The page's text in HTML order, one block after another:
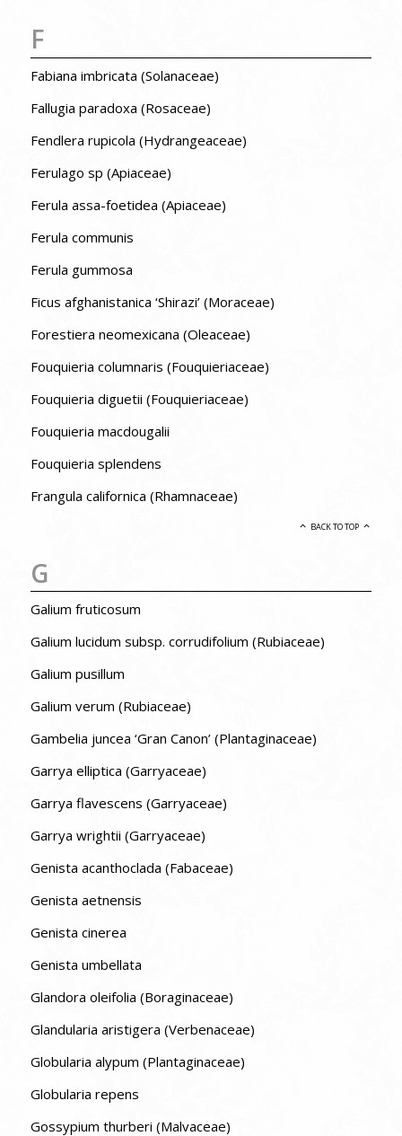
F
Fabiana imbricata (Solanaceae)
Fallugia paradoxa (Rosaceae)
Fendlera rupicola (Hydrangeaceae)
Ferulago sp (Apiaceae)
Ferula assa-foetidea (Apiaceae)
Ferula communis
Ferula gummosa
Ficus afghanistanica ‘Shirazi’ (Moraceae)
Forestiera neomexicana (Oleaceae)
Fouquieria columnaris (Fouquieriaceae)
Fouquieria diguetii (Fouquieriaceae)
Fouquieria macdougalii
Fouquieria splendens
Frangula californica (Rhamnaceae)
BACK TO TOP
G
Galium fruticosum
Galium lucidum subsp. corrudifolium (Rubiaceae)
Galium pusillum
Galium verum (Rubiaceae)
Gambelia juncea ‘Gran Canon’ (Plantaginaceae)
Garrya elliptica (Garryaceae)
Garrya flavescens (Garryaceae)
Garrya wrightii (Garryaceae)
Genista acanthoclada (Fabaceae)
Genista aetnensis
Genista cinerea
Genista umbellata
Glandora oleifolia (Boraginaceae)
Glandularia aristigera (Verbenaceae)
Globularia alypum (Plantaginaceae)
Globularia repens
Gossypium thurberi (Malvaceae)